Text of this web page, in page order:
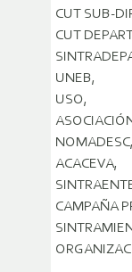
CUT SUB-
CUT
UNEB,
USO,
NOMADESC,
ACACEVA,
CAMPAÑA